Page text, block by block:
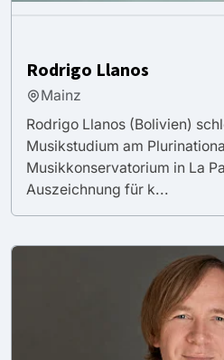
Rodrigo Llanos
Mainz
Rodrigo Llanos (Bolivien)
Musikstudium am
Musikkonservatorium in La
Auszeichnung für k...